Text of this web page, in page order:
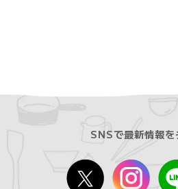
SNSで最新情報を